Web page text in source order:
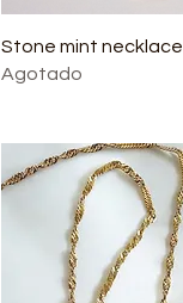
Stone mint necklace
Agotado